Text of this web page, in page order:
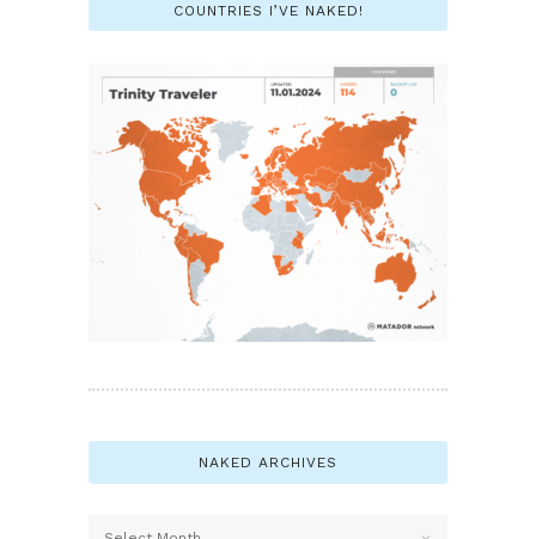
COUNTRIES I’VE NAKED!
NAKED ARCHIVES
Naked